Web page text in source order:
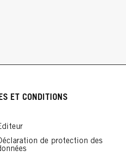
ET CONDITIONS
de protection des